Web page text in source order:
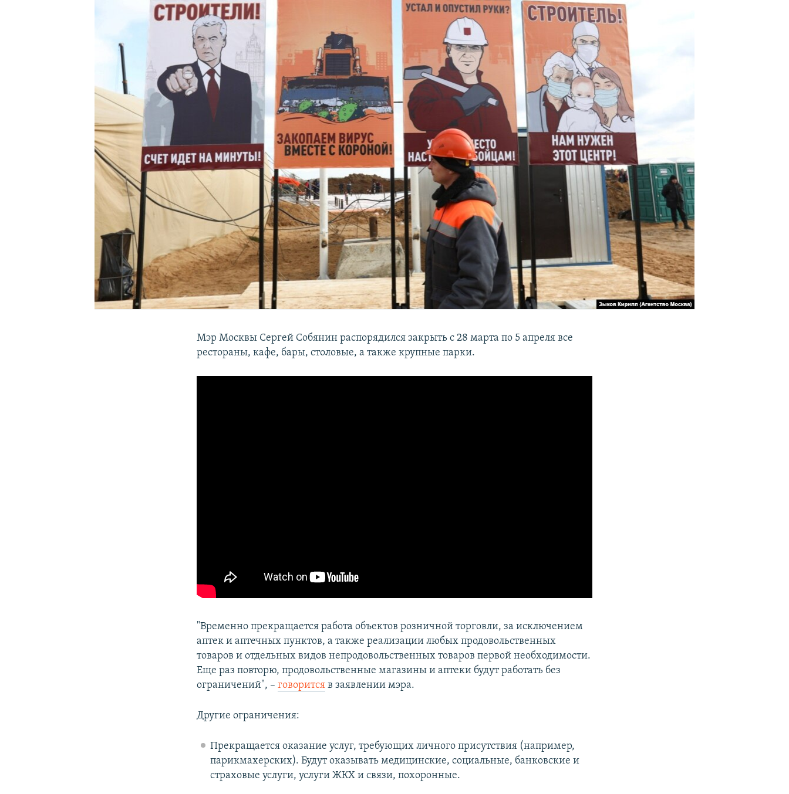
ПОДПИШИТЕСЬ НА РАССЫЛКУ
Мэр Москвы Сергей Собянин распорядился закрыть с 28 марта по 5 апреля все
рестораны, кафе, бары, столовые, а также крупные парки.
"Временно прекращается работа объектов розничной торговли, за исключением
аптек и аптечных пунктов, а также реализации любых продовольственных
товаров и отдельных видов непродовольственных товаров первой необходимости.
Еще раз повторю, продовольственные магазины и аптеки будут работать без
ограничений", –говорится в заявлении мэра.
Другие ограничения:
Прекращается оказание услуг, требующих личного присутствия (например,
парикмахерских). Будут оказывать медицинские, социальные, банковские и
страховые услуги, услуги ЖКХ и связи, похоронные.